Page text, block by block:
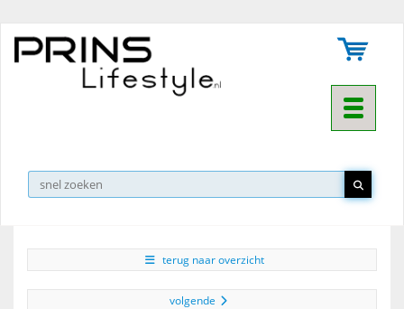
Toggle
▼
terug naar overzicht
volgende